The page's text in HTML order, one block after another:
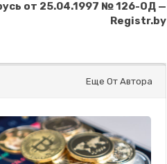
от 25.04.1997 № 126-ОД —
Registr.by
Еще От Автора